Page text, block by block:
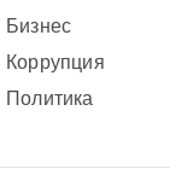
Бизнес
Коррупция
Политика